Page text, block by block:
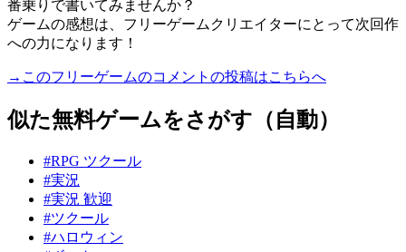
番乗りで書いてみませんか？
ゲームの感想は、フリーゲームクリエイターにとって次回作
への力になります！
→このフリーゲームのコメントの投稿はこちらへ
似た無料ゲームをさがす（自動）
#RPG ツクール
#実況
#実況 歓迎
#ツクール
#ハロウィン